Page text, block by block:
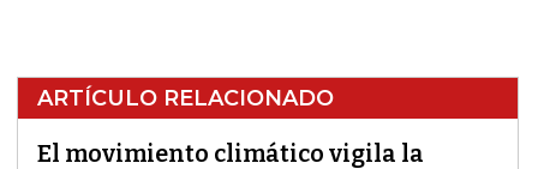
ARTÍCULO RELACIONADO
El movimiento climático vigila la